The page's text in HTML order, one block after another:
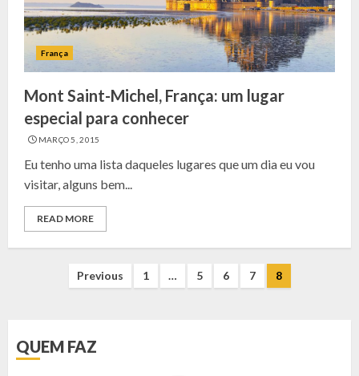
França
Mont Saint-Michel, França: um lugar
especial para conhecer
MARÇO 5, 2015
Eu tenho uma lista daqueles lugares que um dia eu vou
visitar, alguns bem...
READ MORE
NAVEGAÇÃO
POSTS
Previous 1 … 5 6 7 8
QUEM FAZ